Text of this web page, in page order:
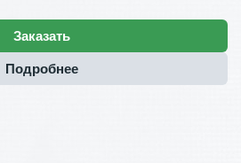
Заказать
Подробнее